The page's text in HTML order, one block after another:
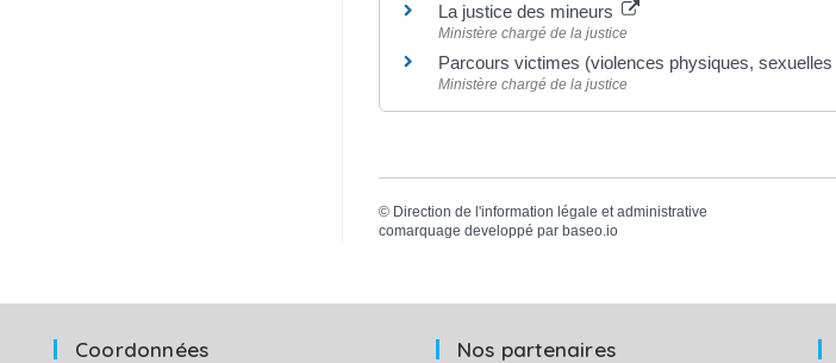
La justice des mineurs
Ministère chargé de la justice
Parcours victimes (violences physiques,
Ministère chargé de la justice
© Direction de l'information légale et administrative
comarquage developpé par baseo.io
Coordonnées Nos partenaires